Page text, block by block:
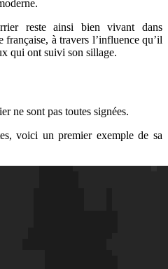
reste ainsi bien vivant dans
française, à travers l’influence qu’il
qui ont suivi son sillage.
ne sont pas toutes signées.
voici un premier exemple de sa